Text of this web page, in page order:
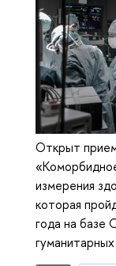
Открыт
измерения
которая
года на базе